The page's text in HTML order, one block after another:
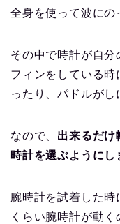
全身を使って波にの
その中で時計が自
フィンをしている時
ったり、パドルがし
なので、 出来るだけ
時計を選ぶようにし
腕時計を試着した
くらい腕時計が動